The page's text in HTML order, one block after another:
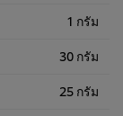
1 กรัม
30 กรัม
25 กรัม